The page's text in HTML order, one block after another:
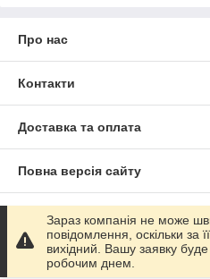
Про нас
Контакти
Доставка та оплата
Повна версія сайту
Сайт створено на
Політика конфіденційності
Зараз компанія не може
повідомлення, оскільки за
вихідний. Вашу заявку
робочим днем.